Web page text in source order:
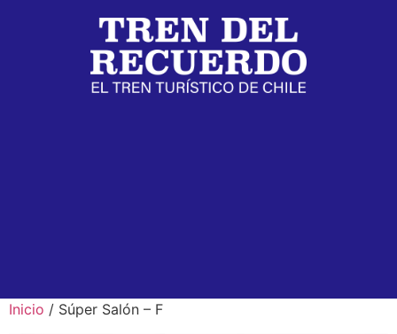
Inicio / Súper Salón – F